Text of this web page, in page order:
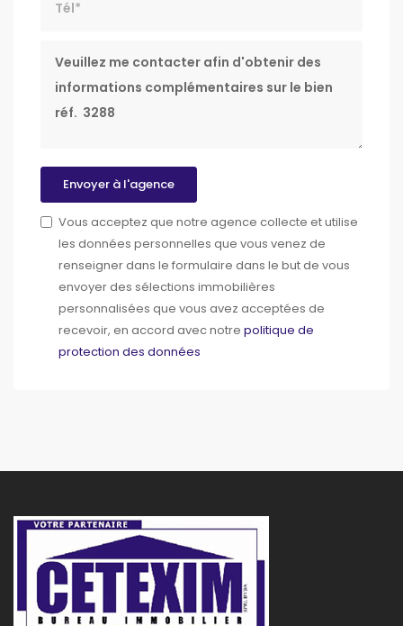
Message
Envoyer à l'agence
Vous acceptez que notre agence collecte et utilise
les données personnelles que vous venez de
renseigner dans le formulaire dans le but de vous
envoyer des sélections immobilières
personnalisées que vous avez acceptées de
recevoir, en accord avec notre politique de
protection des données